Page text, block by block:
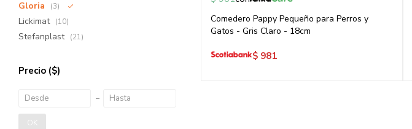
Comedero Pappy Pequeño para Perros y
Gatos - Gris Claro - 18cm
$ 981
Gloria (3)
Lickimat (10)
Stefanplast (21)
Precio ($)
OK